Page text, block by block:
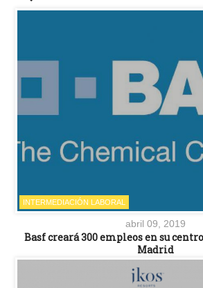
INTERMEDIACIÓN LABORAL
abril 09, 2019
Basf creará 300 empleos en su
Madrid